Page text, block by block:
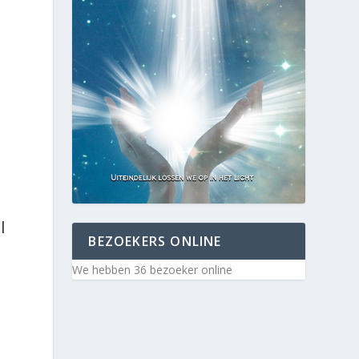
BEZOEKERS ONLINE
We hebben 36 bezoeker online